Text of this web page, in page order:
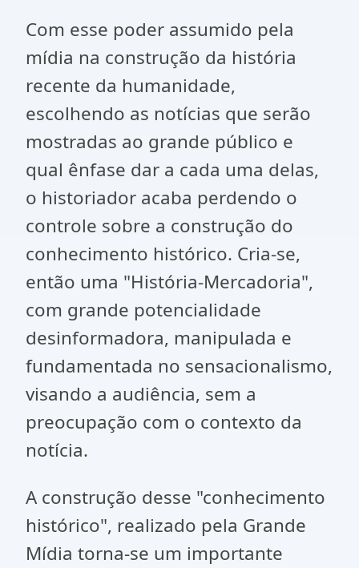
Com esse poder assumido pela
mídia na construção da história
recente da humanidade,
escolhendo as notícias que serão
mostradas ao grande público e
qual ênfase dar a cada uma delas,
o historiador acaba perdendo o
controle sobre a construção do
conhecimento histórico. Cria-se,
então uma "História-Mercadoria",
com grande potencialidade
desinformadora, manipulada e
fundamentada no sensacionalismo,
visando a audiência, sem a
preocupação com o contexto da
notícia.
A construção desse "conhecimento
histórico", realizado pela Grande
Mídia torna-se um importante